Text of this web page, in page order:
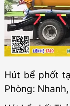
Hưng
–
Thủy
Nguyên:
Sạch,
Rẻ
Hút bể phốt
Phòng: